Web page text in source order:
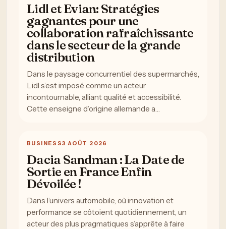
Lidl et Evian: Stratégies
gagnantes pour une
collaboration rafraîchissante
dans le secteur de la grande
distribution
Dans le paysage concurrentiel des supermarchés,
Lidl s’est imposé comme un acteur
incontournable, alliant qualité et accessibilité.
Cette enseigne d’origine allemande a…
BUSINESS3 AOÛT 2026
Dacia Sandman : La Date de
Sortie en France Enfin
Dévoilée !
Dans l’univers automobile, où innovation et
performance se côtoient quotidiennement, un
acteur des plus pragmatiques s’apprête à faire